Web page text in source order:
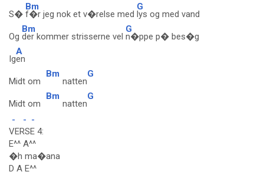
S�
Bm
f�r jeg nok et v�relse med
G
lys og med vand
Og
Bm
der kommer strisserne vel
G
n�ppe p� bes�g
Ig
A
en
Midt om
Bm
natten
G
Midt om
Bm
natten
G
- - -
VERSE 4:
E^^ A^^
�h ma�ana
D A E^^